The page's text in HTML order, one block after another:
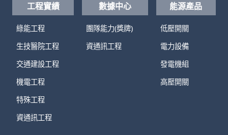
工程實績
綠能工程
生技醫院工程
交通建設工程
機電工程
特殊工程
資通訊工程
數據中心
團隊能力(獎牌)
資通訊工程
能源產品
低壓開關
電力設備
發電機組
高壓開關